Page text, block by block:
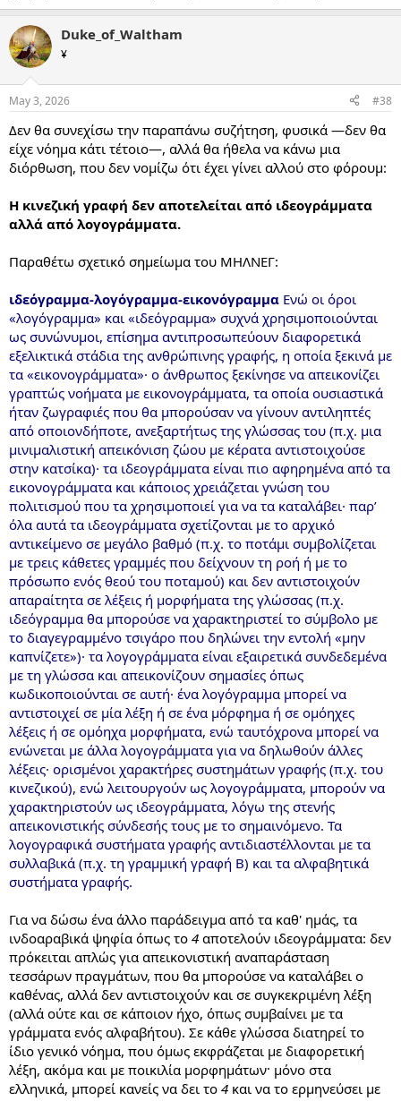
Duke_of_Waltham
¥
May 3, 2026 #38
Δεν θα συνεχίσω την παραπάνω συζήτηση, φυσικά —δεν θα
είχε νόημα κάτι τέτοιο—, αλλά θα ήθελα να κάνω μια
διόρθωση, που δεν νομίζω ότι έχει γίνει αλλού στο φόρουμ:
Η κινεζική γραφή δεν αποτελείται από ιδεογράμματα
αλλά από λογογράμματα.
Παραθέτω σχετικό σημείωμα του ΜΗΛΝΕΓ:
ιδεόγραμμα-λογόγραμμα-εικονόγραμμα Ενώ οι όροι
«λογόγραμμα» και «ιδεόγραμμα» συχνά χρησιμοποιούνται
ως συνώνυμοι, επίσημα αντιπροσωπεύουν διαφορετικά
εξελικτικά στάδια της ανθρώπινης γραφής, η οποία ξεκινά με
τα «εικονογράμματα»· ο άνθρωπος ξεκίνησε να απεικονίζει
γραπτώς νοήματα με εικονογράμματα, τα οποία ουσιαστικά
ήταν ζωγραφιές που θα μπορούσαν να γίνουν αντιληπτές
από οποιονδήποτε, ανεξαρτήτως της γλώσσας του (π.χ. μια
μινιμαλιστική απεικόνιση ζώου με κέρατα αντιστοιχούσε
στην κατσίκα)· τα ιδεογράμματα είναι πιο αφηρημένα από τα
εικονογράμματα και κάποιος χρειάζεται γνώση του
πολιτισμού που τα χρησιμοποιεί για να τα καταλάβει· παρ’
όλα αυτά τα ιδεογράμματα σχετίζονται με το αρχικό
αντικείμενο σε μεγάλο βαθμό (π.χ. το ποτάμι συμβολίζεται
με τρεις κάθετες γραμμές που δείχνουν τη ροή ή με το
πρόσωπο ενός θεού του ποταμού) και δεν αντιστοιχούν
απαραίτητα σε λέξεις ή μορφήματα της γλώσσας (π.χ.
ιδεόγραμμα θα μπορούσε να χαρακτηριστεί το σύμβολο με
το διαγεγραμμένο τσιγάρο που δηλώνει την εντολή «μην
καπνίζετε»)· τα λογογράμματα είναι εξαιρετικά συνδεδεμένα
με τη γλώσσα και απεικονίζουν σημασίες όπως
κωδικοποιούνται σε αυτή· ένα λογόγραμμα μπορεί να
αντιστοιχεί σε μία λέξη ή σε ένα μόρφημα ή σε ομόηχες
λέξεις ή σε ομόηχα μορφήματα, ενώ ταυτόχρονα μπορεί να
ενώνεται με άλλα λογογράμματα για να δηλωθούν άλλες
λέξεις· ορισμένοι χαρακτήρες συστημάτων γραφής (π.χ. του
κινεζικού), ενώ λειτουργούν ως λογογράμματα, μπορούν να
χαρακτηριστούν ως ιδεογράμματα, λόγω της στενής
απεικονιστικής σύνδεσής τους με το σημαινόμενο. Τα
λογογραφικά συστήματα γραφής αντιδιαστέλλονται με τα
συλλαβικά (π.χ. τη γραμμική γραφή Β) και τα αλφαβητικά
συστήματα γραφής.
Για να δώσω ένα άλλο παράδειγμα από τα καθ' ημάς, τα
ινδοαραβικά ψηφία όπως το 4 αποτελούν ιδεογράμματα: δεν
πρόκειται απλώς για απεικονιστική αναπαράσταση
τεσσάρων πραγμάτων, που θα μπορούσε να καταλάβει ο
καθένας, αλλά δεν αντιστοιχούν και σε συγκεκριμένη λέξη
(αλλά ούτε και σε κάποιον ήχο, όπως συμβαίνει με τα
γράμματα ενός αλφαβήτου). Σε κάθε γλώσσα διατηρεί το
ίδιο γενικό νόημα, που όμως εκφράζεται με διαφορετική
λέξη, ακόμα και με ποικιλία μορφημάτων· μόνο στα
ελληνικά, μπορεί κανείς να δει το 4 και να το ερμηνεύσει με